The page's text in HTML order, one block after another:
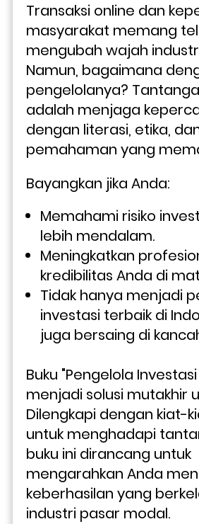
Transaksi online dan
masyarakat memang
mengubah wajah
Namun, bagaimana
pengelolanya?
adalah menjaga
dengan literasi, etika,
pemahaman yang
Bayangkan jika Anda:
Memahami risiko
lebih mendalam.
Meningkatkan
kredibilitas Anda di
Tidak hanya menjadi
investasi terbaik di
juga bersaing di
Buku "Pengelola
menjadi solusi mutakhir
Dilengkapi dengan kiat-
untuk menghadapi
buku ini dirancang untuk
mengarahkan Anda
keberhasilan yang
industri pasar modal.